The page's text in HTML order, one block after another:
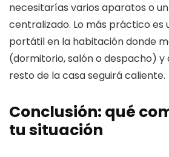
necesitarías varios aparatos o
centralizado. Lo más práctico es
portátil en la habitación donde
(dormitorio, salón o despacho)
resto de la casa seguirá caliente.
Conclusión: qué
tu situación